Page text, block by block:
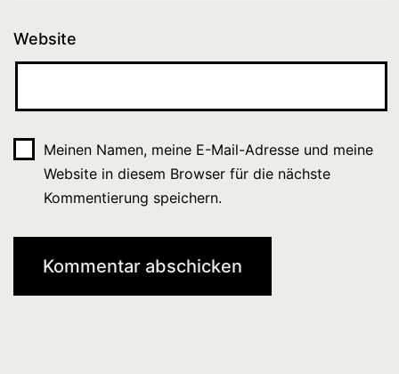
Website
Meinen Namen, meine E-Mail-Adresse und meine
Website in diesem Browser für die nächste
Kommentierung speichern.